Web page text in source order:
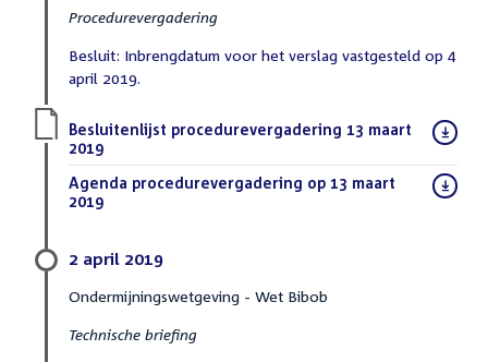
Procedurevergadering
Besluit: Inbrengdatum voor het verslag vastgesteld op 4
april 2019.
Download
bestand:
Besluitenlijst procedurevergadering 13 maart
2019
Download
bestand:
Agenda procedurevergadering op 13 maart
2019
2 april 2019
Ondermijningswetgeving - Wet Bibob
Technische briefing